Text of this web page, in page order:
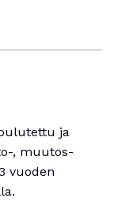
ja
, muutos-
vuoden